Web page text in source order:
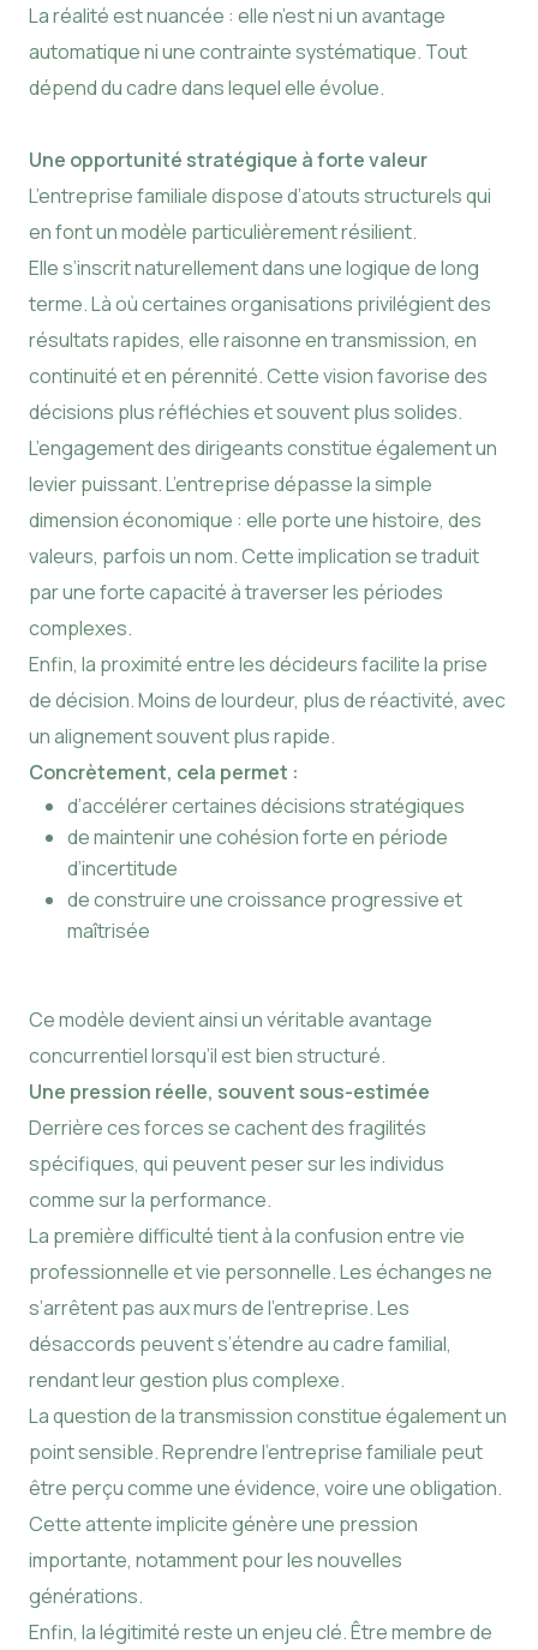
La réalité est nuancée : elle n’est ni un avantage
automatique ni une contrainte systématique. Tout
dépend du cadre dans lequel elle évolue.
Une opportunité stratégique à forte valeur
L’entreprise familiale dispose d’atouts structurels qui
en font un modèle particulièrement résilient.
Elle s’inscrit naturellement dans une logique de long
terme. Là où certaines organisations privilégient des
résultats rapides, elle raisonne en transmission, en
continuité et en pérennité. Cette vision favorise des
décisions plus réfléchies et souvent plus solides.
L’engagement des dirigeants constitue également un
levier puissant. L’entreprise dépasse la simple
dimension économique : elle porte une histoire, des
valeurs, parfois un nom. Cette implication se traduit
par une forte capacité à traverser les périodes
complexes.
Enfin, la proximité entre les décideurs facilite la prise
de décision. Moins de lourdeur, plus de réactivité, avec
un alignement souvent plus rapide.
Concrètement, cela permet :
d’accélérer certaines décisions stratégiques
de maintenir une cohésion forte en période
d’incertitude
de construire une croissance progressive et
maîtrisée
Ce modèle devient ainsi un véritable avantage
concurrentiel lorsqu’il est bien structuré.
Une pression réelle, souvent sous-estimée
Derrière ces forces se cachent des fragilités
spécifiques, qui peuvent peser sur les individus
comme sur la performance.
La première difficulté tient à la confusion entre vie
professionnelle et vie personnelle. Les échanges ne
s’arrêtent pas aux murs de l’entreprise. Les
désaccords peuvent s’étendre au cadre familial,
rendant leur gestion plus complexe.
La question de la transmission constitue également un
point sensible. Reprendre l’entreprise familiale peut
être perçu comme une évidence, voire une obligation.
Cette attente implicite génère une pression
importante, notamment pour les nouvelles
générations.
Enfin, la légitimité reste un enjeu clé. Être membre de